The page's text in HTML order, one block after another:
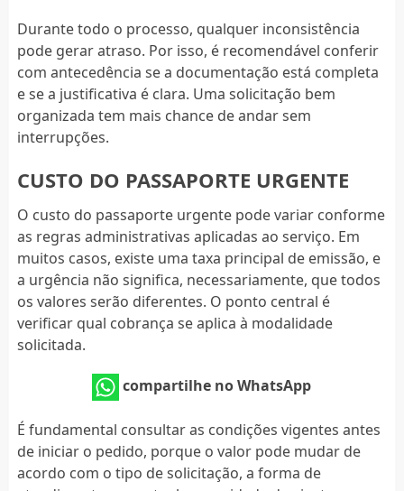
Durante todo o processo, qualquer inconsistência
pode gerar atraso. Por isso, é recomendável conferir
com antecedência se a documentação está completa
e se a justificativa é clara. Uma solicitação bem
organizada tem mais chance de andar sem
interrupções.
CUSTO DO PASSAPORTE URGENTE
O custo do passaporte urgente pode variar conforme
as regras administrativas aplicadas ao serviço. Em
muitos casos, existe uma taxa principal de emissão, e
a urgência não significa, necessariamente, que todos
os valores serão diferentes. O ponto central é
verificar qual cobrança se aplica à modalidade
solicitada.
compartilhe no WhatsApp
É fundamental consultar as condições vigentes antes
de iniciar o pedido, porque o valor pode mudar de
acordo com o tipo de solicitação, a forma de